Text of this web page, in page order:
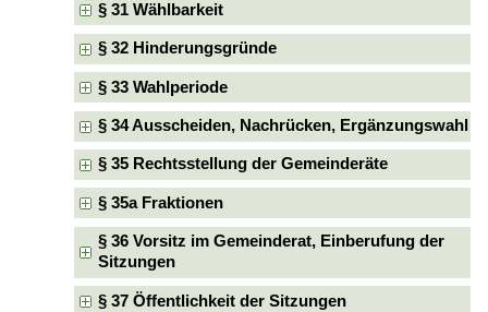
§ 31 Wählbarkeit
§ 32 Hinderungsgründe
§ 33 Wahlperiode
§ 34 Ausscheiden, Nachrücken, Ergänzungswahl
§ 35 Rechtsstellung der Gemeinderäte
§ 35a Fraktionen
§ 36 Vorsitz im Gemeinderat, Einberufung der
Sitzungen
§ 37 Öffentlichkeit der Sitzungen